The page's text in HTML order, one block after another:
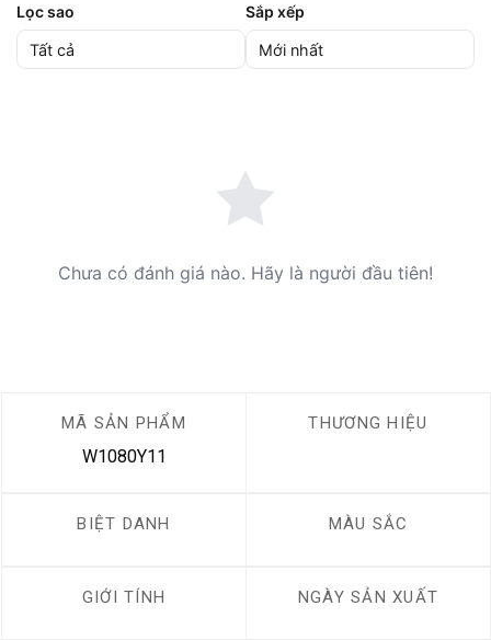
Lọc sao Sắp xếp
Chưa có đánh giá nào. Hãy là người đầu tiên!
MÃ SẢN PHẨM
W1080Y11
THƯƠNG HIỆU
BIỆT DANH MÀU SẮC
GIỚI TÍNH NGÀY SẢN XUẤT